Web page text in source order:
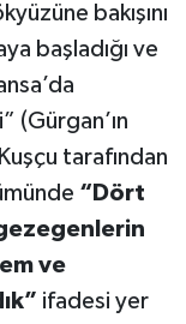
bakışını
başladığı ve
(Gürgan’ın
tarafından
“Dört
ve
ifadesi yer